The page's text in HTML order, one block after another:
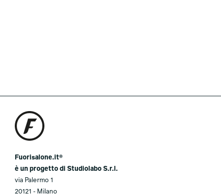
Fuorisalone.it®
è un progetto di Studiolabo S.r.l.
via Palermo 1
20121 - Milano